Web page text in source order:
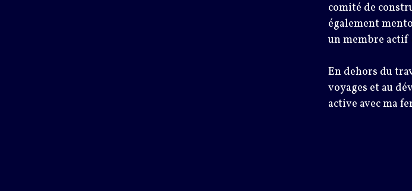
comité de
également
un membre
En dehors du
voyages et au
active avec ma